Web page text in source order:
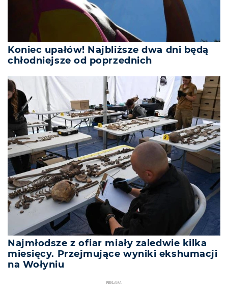
Koniec upałów! Najbliższe dwa dni będą
chłodniejsze od poprzednich
Najmłodsze z ofiar miały zaledwie kilka
miesięcy. Przejmujące wyniki ekshumacji
na Wołyniu
REKLAMA